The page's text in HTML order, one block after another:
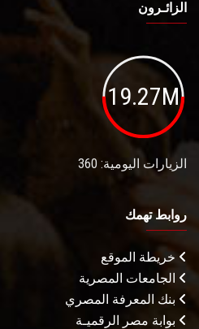
الزائـرون
19.27M
الزيارات اليومية: 360
روابط تهمك
خريطة الموقع
الجامعات المصرية
بنك المعرفة المصري
بوابة مصر الرقميـة